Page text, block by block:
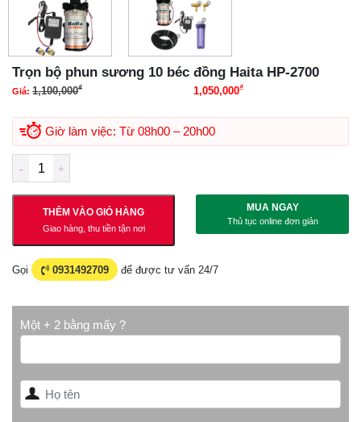
Trọn bộ phun sương 10 béc đồng Haita HP-2700
Giá: 1,100,000₫ 1,050,000₫Giá hiện tại là:
Giờ làm việc: Từ 08h00 – 20h00
THÊM VÀO GIỎ HÀNG
Giao hàng, thu tiền tận nơi
MUA NGAY
Thủ tục online đơn giản
Gọi 0931492709 để được tư vấn 24/7
Một + 2 bằng mấy ?